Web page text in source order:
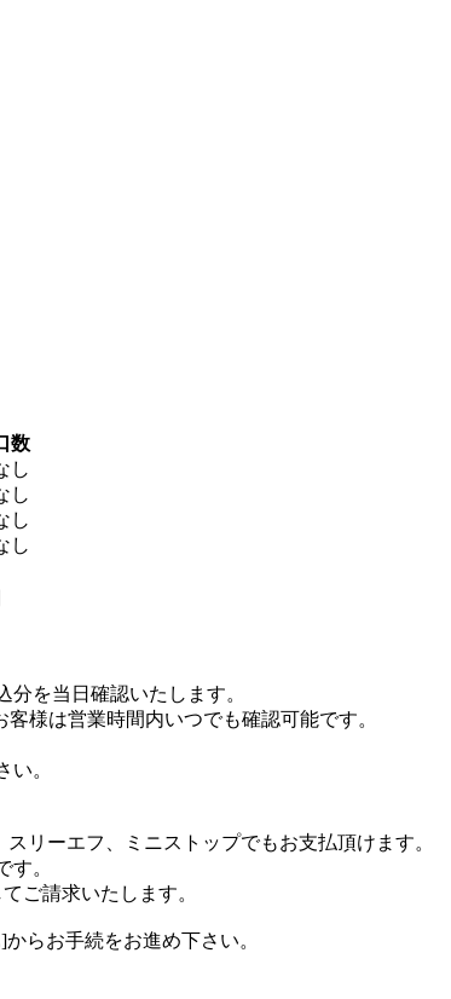
数
し
し
し
し
分を当日確認いたします。
様は営業時間内いつでも確認可能です。
。
リーエフ、ミニストップでもお支払頂けます。
。
ご請求いたします。
らお手続をお進め下さい。